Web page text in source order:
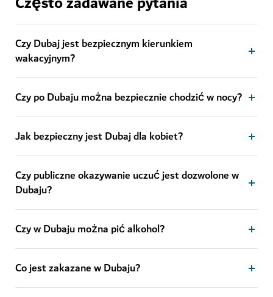
Czy Dubaj jest bezpiecznym kierunkiem
wakacyjnym?
Czy po Dubaju można bezpiecznie chodzić w nocy?
Jak bezpieczny jest Dubaj dla kobiet?
Czy publiczne okazywanie uczuć jest dozwolone w
Dubaju?
Czy w Dubaju można pić alkohol?
Co jest zakazane w Dubaju?